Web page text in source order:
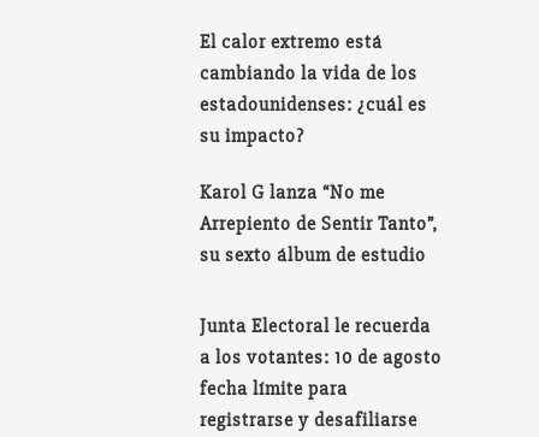
El calor extremo está
cambiando la vida de los
estadounidenses: ¿cuál es
su impacto?
Karol G lanza “No me
Arrepiento de Sentir Tanto”,
su sexto álbum de estudio
Junta Electoral le recuerda
a los votantes: 10 de agosto
fecha límite para
registrarse y desafiliarse